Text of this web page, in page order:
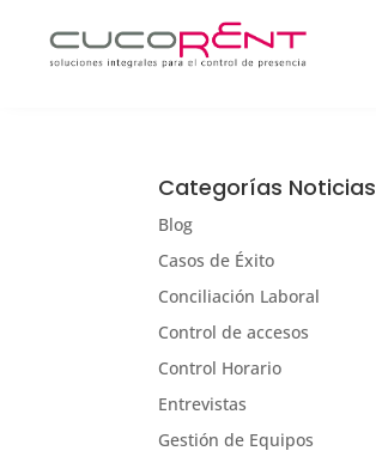
Categorías Noticias
Blog
Casos de Éxito
Conciliación Laboral
Control de accesos
Control Horario
Entrevistas
Gestión de Equipos